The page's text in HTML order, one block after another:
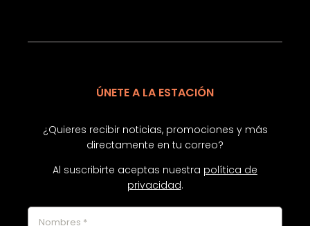
ÚNETE A LA ESTACIÓN
¿Quieres recibir noticias, promociones y más
directamente en tu correo?
Al suscribirte aceptas nuestra política de
privacidad.